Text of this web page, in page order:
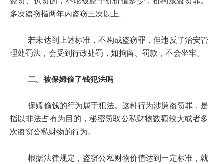
多次盗窃指两年内盗窃三次以上。
若未达到上述标准，不构成盗窃罪，但违反了治安管
理处罚法，会受到行政处罚，如拘留、罚款，不会坐牢。
二、被保姆偷了钱犯法吗
保姆偷钱的行为属于犯法。这种行为涉嫌盗窃罪，是
指以非法占有为目的，秘密窃取公私财物数额较大或者多
次盗窃公私财物的行为。
根据法律规定，盗窃公私财物价值达到一定标准，就